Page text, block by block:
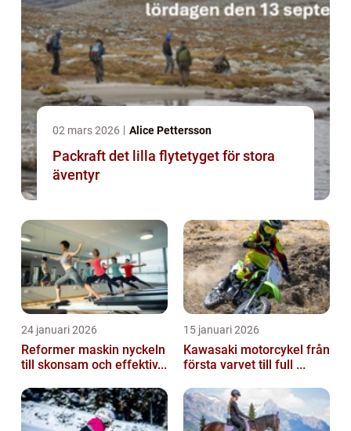
02 mars 2026 Alice Pettersson
Packraft det lilla flytetyget för stora
äventyr
24 januari 2026
Reformer maskin nyckeln
till skonsam och effektiv...
15 januari 2026
Kawasaki motorcykel från
första varvet till full ...